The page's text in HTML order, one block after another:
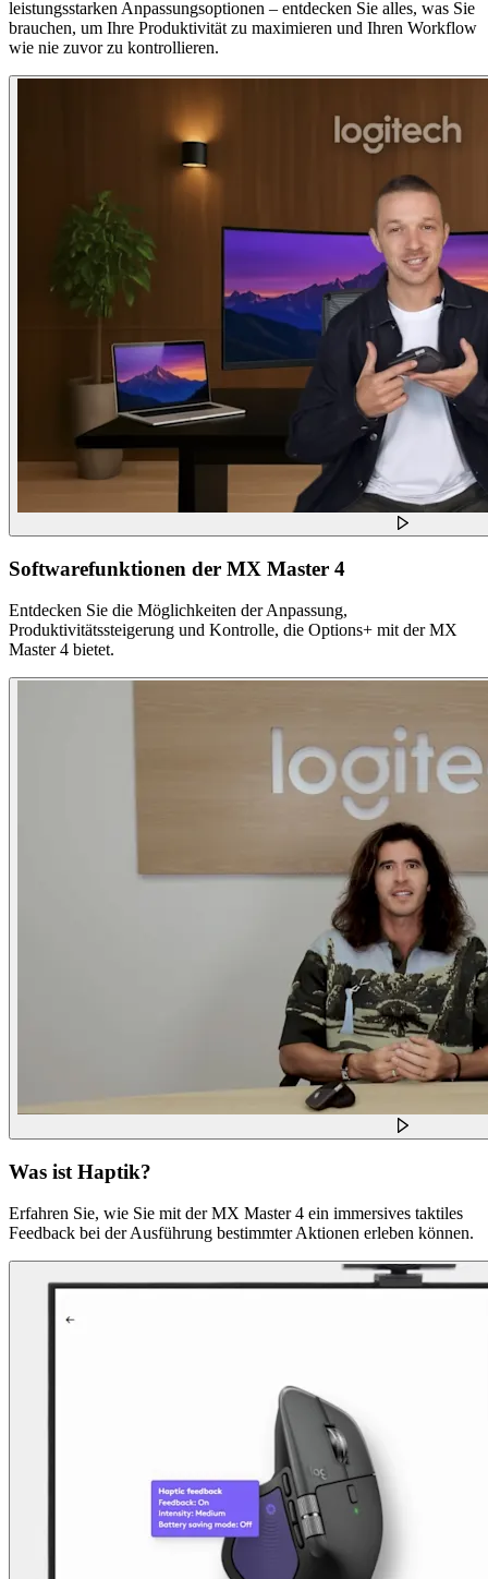
leistungsstarken Anpassungsoptionen – entdecken Sie alles, was Sie
brauchen, um Ihre Produktivität zu maximieren und Ihren Workflow
wie nie zuvor zu kontrollieren.
Softwarefunktionen der MX Master 4
Entdecken Sie die Möglichkeiten der Anpassung,
Produktivitätssteigerung und Kontrolle, die Options+ mit der MX
Master 4 bietet.
Was ist Haptik?
Erfahren Sie, wie Sie mit der MX Master 4 ein immersives taktiles
Feedback bei der Ausführung bestimmter Aktionen erleben können.